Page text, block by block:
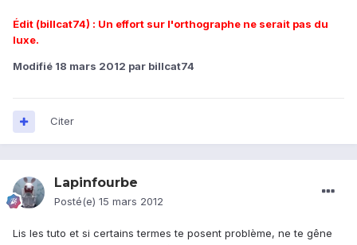
Édit (billcat74) : Un effort sur l'orthographe ne serait pas du
luxe.
Modifié 18 mars 2012 par billcat74
Citer
Lapinfourbe
Posté(e) 15 mars 2012
Lis les tuto et si certains termes te posent problème, ne te gêne